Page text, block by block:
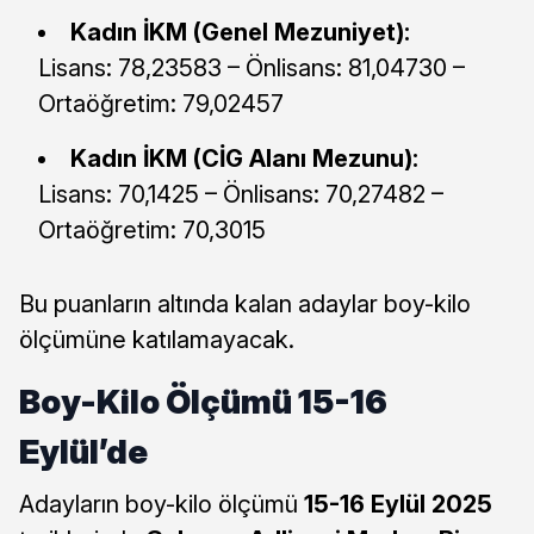
Kadın İKM (Genel Mezuniyet):
Lisans: 78,23583 – Önlisans: 81,04730 –
Ortaöğretim: 79,02457
Kadın İKM (CİG Alanı Mezunu):
Lisans: 70,1425 – Önlisans: 70,27482 –
Ortaöğretim: 70,3015
Bu puanların altında kalan adaylar boy-kilo
ölçümüne katılamayacak.
Boy-Kilo Ölçümü 15-16
Eylül’de
Adayların boy-kilo ölçümü 15-16 Eylül 2025